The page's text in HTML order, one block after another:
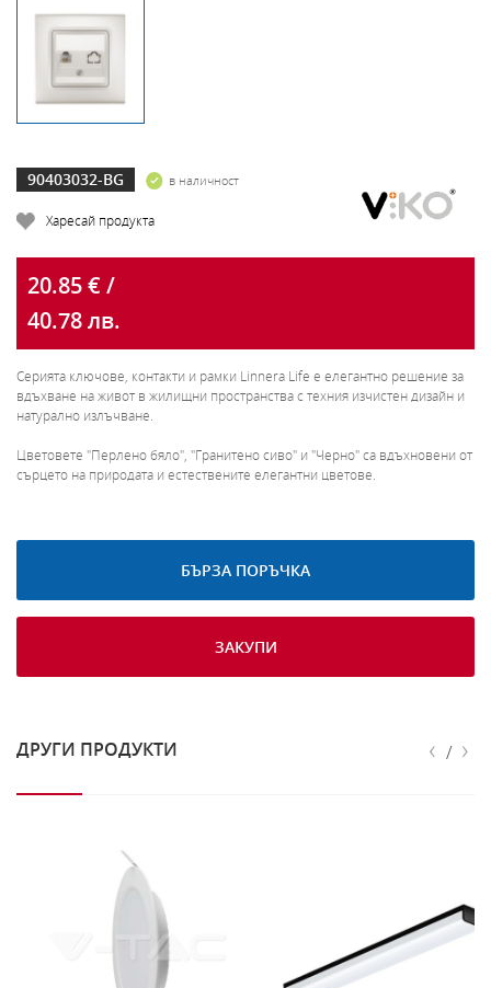
90403032-BG в наличност
Харесай продукта
20.85 € /
40.78 лв.
Серията ключове, контакти и рамки Linnera Life е елегантно решение за
вдъхване на живот в жилищни пространства с техния изчистен дизайн и
натурално излъчване.
Цветовете "Перлено бяло", "Гранитено сиво" и "Черно" са вдъхновени от
сърцето на природата и естествените елегантни цветове.
БЪРЗА ПОРЪЧКА
ЗАКУПИ
ДРУГИ ПРОДУКТИ ‹ / ›